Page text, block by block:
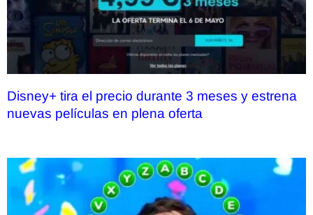
Disney+ tira el precio durante 3 meses y estrena
nuevas películas en plena oferta